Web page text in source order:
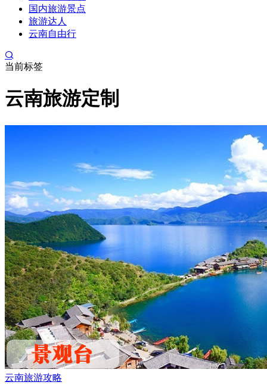
国内旅游景点
旅游达人
云南自由行
当前标签
云南旅游定制
云南旅游攻略